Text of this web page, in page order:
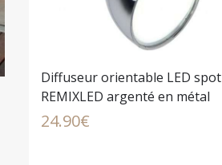
Diffuseur orientable LED spot
REMIXLED argenté en métal
24.90€